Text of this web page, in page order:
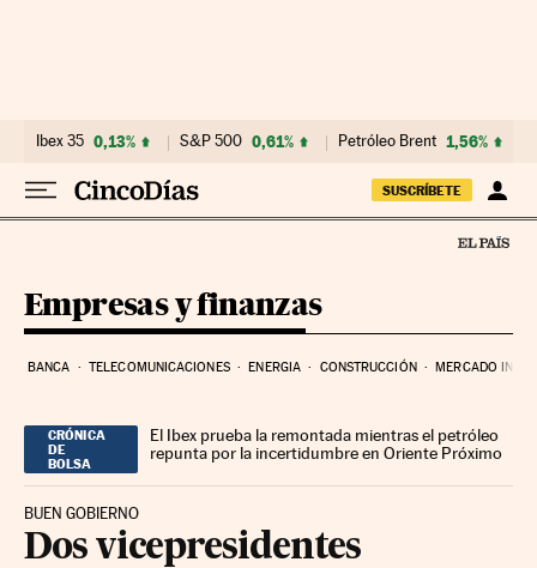
Ibex 35 0,13% S&P 500 0,61% Petróleo Brent 1,56%
SUSCRÍBETE
Empresas y finanzas
BANCA TELECOMUNICACIONES ENERGIA CONSTRUCCIÓN MERCADO
CRÓNICA
DE
BOLSA
El Ibex prueba la remontada mientras el petróleo
repunta por la incertidumbre en Oriente Próximo
BUEN GOBIERNO
Dos vicepresidentes